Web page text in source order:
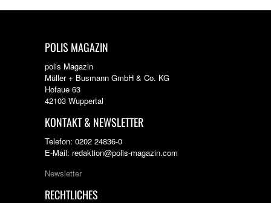
POLIS MAGAZIN
polis Magazin
Müller + Busmann GmbH & Co. KG
Hofaue 63
42103 Wuppertal
KONTAKT & NEWSLETTER
Telefon: 0202 24836-0
E-Mail: redaktion@polis-magazin.com
Newsletter
RECHTLICHES